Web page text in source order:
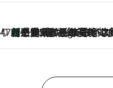
47都道府県の手みやげ ひんやりスイーツで夏を満喫
7 Hours Ago
【三重県】この夏絶対食べたい 冷やしておいしいおやつ3選 お餅×アイスの新感覚スイーツ